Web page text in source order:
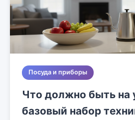
Посуда и приборы
Что должно быть на
базовый набор